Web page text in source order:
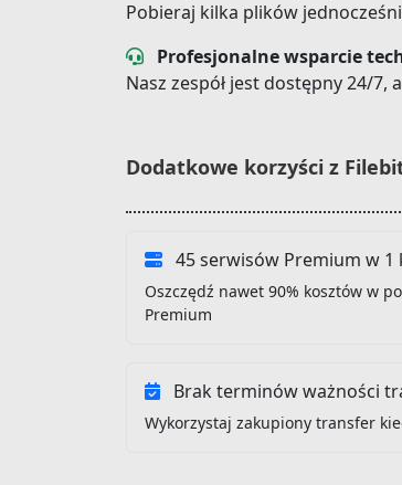
Pobieraj kilka plików
Profesjonalne wsparcie
Nasz zespół jest dostępny 24/
Dodatkowe korzyści z
45 serwisów Premium w 1
Oszczędź nawet 90% kosztów w
Premium
Brak terminów ważności
Wykorzystaj zakupiony transfer